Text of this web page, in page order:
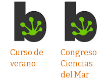
Curso de
verano
Congreso
Ciencias
del Mar